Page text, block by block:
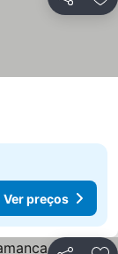
Partilhar
Ver preços